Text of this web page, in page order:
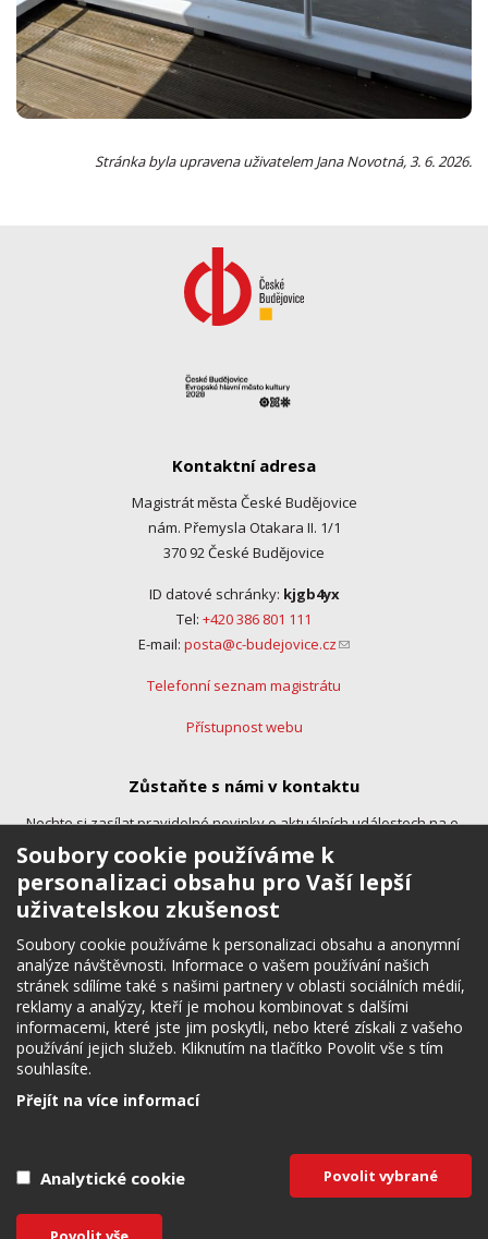
Stránka byla upravena uživatelem Jana Novotná, 3. 6. 2026.
Kontaktní adresa
Magistrát města České Budějovice
nám. Přemysla Otakara II. 1/1
370 92 České Budějovice
ID datové schránky: kjgb4yx
Tel: +420 386 801 111
E-mail: posta@c-budejovice.cz(link sends e-mail)
Telefonní seznam magistrátu
Přístupnost webu
Zůstaňte s námi v kontaktu
Nechte si zasílat pravidelné novinky o aktuálních událostech na e-
mail.
Sledujte nás
Budete tak okamžitě informováni o zajímavých novinkách, akcích a
Soubory cookie používáme k
personalizaci obsahu pro Vaší lepší
uživatelskou zkušenost
Soubory cookie používáme k personalizaci obsahu a anonymní
analýze návštěvnosti. Informace o vašem používání našich
stránek sdílíme také s našimi partnery v oblasti sociálních médií,
reklamy a analýzy, kteří je mohou kombinovat s dalšími
informacemi, které jste jim poskytli, nebo které získali z vašeho
používání jejich služeb. Kliknutím na tlačítko Povolit vše s tím
souhlasíte.
Přejít na více informací
Analytické cookie Povolit vybrané
Potřebujete poradit?Zeptejte se naše